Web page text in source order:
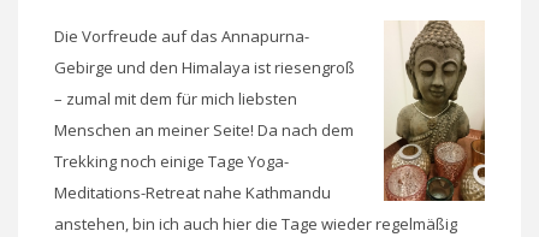
Die Vorfreude auf das Annapurna-
Gebirge und den Himalaya ist riesengroß
– zumal mit dem für mich liebsten
Menschen an meiner Seite! Da nach dem
Trekking noch einige Tage Yoga-
Meditations-Retreat nahe Kathmandu
anstehen, bin ich auch hier die Tage wieder regelmäßig